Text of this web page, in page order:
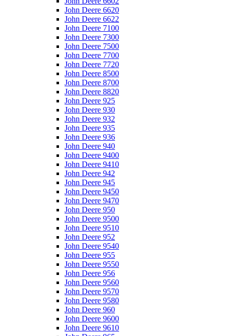
John Deere 6620
John Deere 6622
John Deere 7100
John Deere 7300
John Deere 7500
John Deere 7700
John Deere 7720
John Deere 8500
John Deere 8700
John Deere 8820
John Deere 925
John Deere 930
John Deere 932
John Deere 935
John Deere 936
John Deere 940
John Deere 9400
John Deere 9410
John Deere 942
John Deere 945
John Deere 9450
John Deere 9470
John Deere 950
John Deere 9500
John Deere 9510
John Deere 952
John Deere 9540
John Deere 955
John Deere 9550
John Deere 956
John Deere 9560
John Deere 9570
John Deere 9580
John Deere 960
John Deere 9600
John Deere 9610